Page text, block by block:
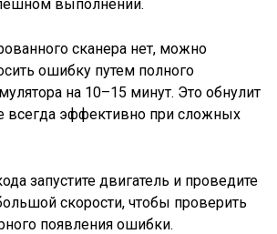
выполнении.
сканера нет, можно
ошибку путем полного
на 10–15 минут. Это обнулит
всегда эффективно при сложных
запустите двигатель и проведите
скорости, чтобы проверить
появления ошибки.